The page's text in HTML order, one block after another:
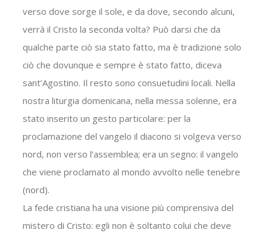
verso dove sorge il sole, e da dove, secondo alcuni,
verrà il Cristo la seconda volta? Può darsi che da
qualche parte ciò sia stato fatto, ma è tradizione solo
ciò che dovunque e sempre è stato fatto, diceva
sant’Agostino. Il resto sono consuetudini locali. Nella
nostra liturgia domenicana, nella messa solenne, era
stato inserito un gesto particolare: per la
proclamazione del vangelo il diacono si volgeva verso
nord, non verso l’assemblea; era un segno: il vangelo
che viene proclamato al mondo avvolto nelle tenebre
(nord).
La fede cristiana ha una visione più comprensiva del
mistero di Cristo: egli non è soltanto colui che deve